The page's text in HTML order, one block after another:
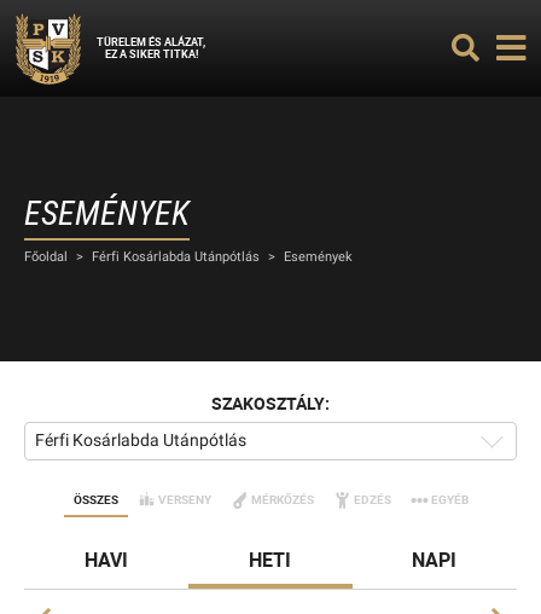
TÜRELEM ÉS ALÁZAT,
EZ A SIKER TITKA!
ESEMÉNYEK
Főoldal > Férfi Kosárlabda Utánpótlás > Események
SZAKOSZTÁLY:
Férfi Kosárlabda Utánpótlás
ÖSSZES VERSENY MÉRKŐZÉS EDZÉS EGYÉB
HAVI HETI NAPI